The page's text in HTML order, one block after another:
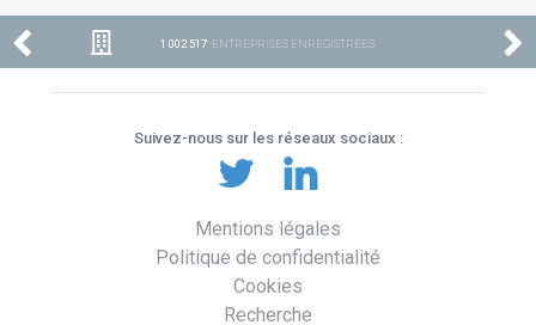
1 002 517 ENTREPRISES ENREGISTRÉES
Suivez-nous sur les réseaux sociaux :
Mentions légales
Politique de confidentialité
Cookies
Recherche